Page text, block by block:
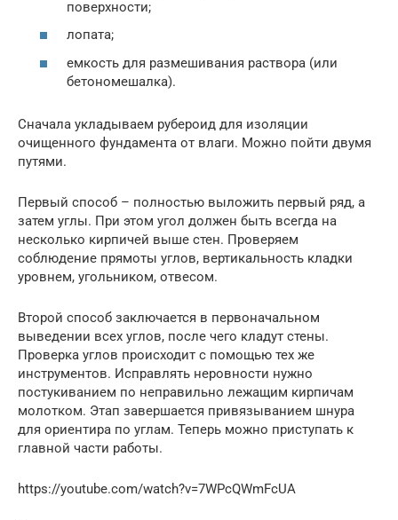
поверхности;
лопата;
емкость для размешивания раствора (или
бетономешалка).
Сначала укладываем рубероид для изоляции
очищенного фундамента от влаги. Можно пойти двумя
путями.
Первый способ – полностью выложить первый ряд, а
затем углы. При этом угол должен быть всегда на
несколько кирпичей выше стен. Проверяем
соблюдение прямоты углов, вертикальность кладки
уровнем, угольником, отвесом.
Второй способ заключается в первоначальном
выведении всех углов, после чего кладут стены.
Проверка углов происходит с помощью тех же
инструментов. Исправлять неровности нужно
постукиванием по неправильно лежащим кирпичам
молотком. Этап завершается привязыванием шнура
для ориентира по углам. Теперь можно приступать к
главной части работы.
https://youtube.com/watch?v=7WPcQWmFcUA